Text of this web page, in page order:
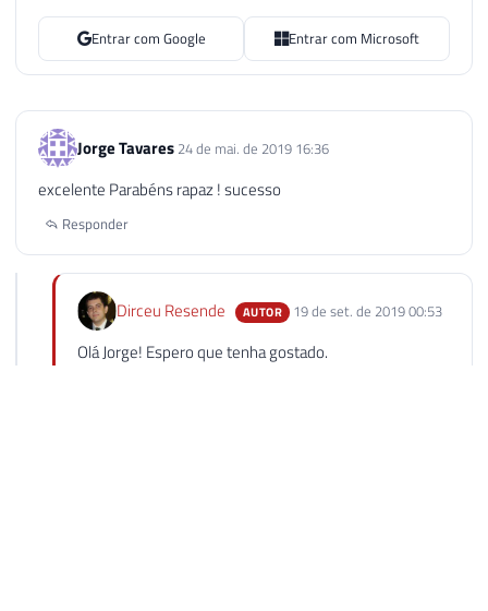
Entrar com Google Entrar com Microsoft
Jorge Tavares 24 de mai. de 2019 16:36
excelente Parabéns rapaz ! sucesso
Responder
Dirceu Resende AUTOR 19 de set. de 2019 00:53
Olá Jorge! Espero que tenha gostado.